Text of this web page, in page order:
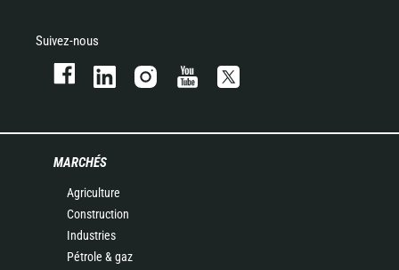
Suivez-nous
MARCHÉS
Agriculture
Construction
Industries
Pétrole & gaz